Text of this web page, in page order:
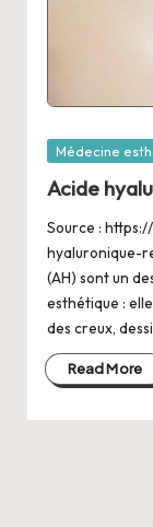
Posted
Médecine
Acide
Source :
hyaluronique-
(AH) sont un
esthétique :
des creux,
Read More